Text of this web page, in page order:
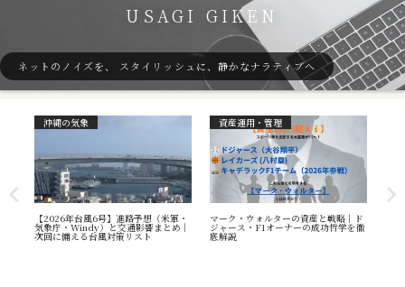
USAGI GIKEN
ネットのノイズを、 スタイリッシュに、静かなナラティブへ
沖縄の気象
【2026年台風6号】進路予想（米軍・
気象庁・Windy）と交通影響まとめ｜
次回に備える台風対策リスト
資産運用・管理
マーク・ウォルターの資産と戦略｜ド
ジャース・F1オーナーの成功哲学を徹
底解説